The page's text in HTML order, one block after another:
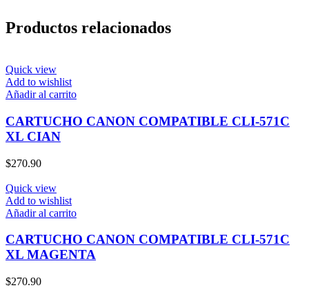
Productos relacionados
Quick view
Add to wishlist
Añadir al carrito
CARTUCHO CANON COMPATIBLE CLI-571C
XL CIAN
$270.90
Quick view
Add to wishlist
Añadir al carrito
CARTUCHO CANON COMPATIBLE CLI-571C
XL MAGENTA
$270.90